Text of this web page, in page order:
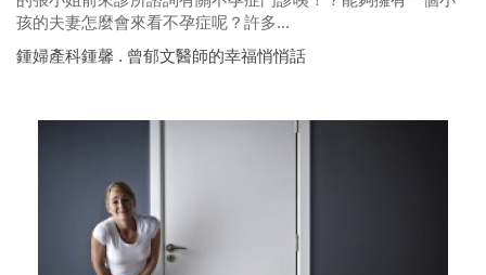
孩的夫妻怎麼會來看不孕症呢？許多...
鍾婦產科鍾馨 . 曾郁文醫師的幸福悄悄話